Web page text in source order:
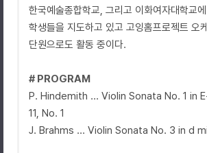
한국예술종합학교, 그리고 이화여자대학교
학생들을 지도하고 있고 고잉홈프로젝트 오
단원으로도 활동 중이다.
# PROGRAM
P. Hindemith ... Violin Sonata No. 1 in
11, No. 1
J. Brahms ... Violin Sonata No. 3 in d